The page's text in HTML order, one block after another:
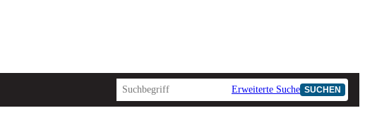
Erweiterte Suche SUCHEN